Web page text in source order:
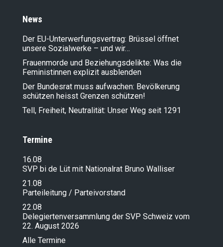
News
Der EU-Unterwerfungsvertrag: Brüssel öffnet
unsere Sozialwerke – und wir…
Frauenmorde und Beziehungsdelikte: Was die
Feministinnen explizit ausblenden
Der Bundesrat muss aufwachen: Bevölkerung
schützen heisst Grenzen schützen!
Tell, Freiheit, Neutralität: Unser Weg seit 1291
Termine
16.08
SVP bi de Lüt mit Nationalrat Bruno Walliser
21.08
Parteileitung / Parteivorstand
22.08
Delegiertenversammlung der SVP Schweiz vom
22. August 2026
Alle Termine